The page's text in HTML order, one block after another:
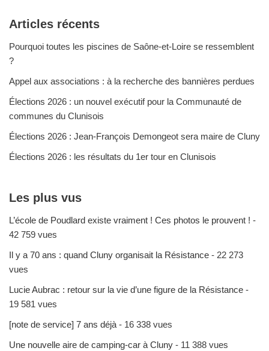
Articles récents
Pourquoi toutes les piscines de Saône-et-Loire se ressemblent
?
Appel aux associations : à la recherche des bannières perdues
Élections 2026 : un nouvel exécutif pour la Communauté de
communes du Clunisois
Élections 2026 : Jean-François Demongeot sera maire de Cluny
Élections 2026 : les résultats du 1er tour en Clunisois
Les plus vus
L’école de Poudlard existe vraiment ! Ces photos le prouvent ! -
42 759 vues
Il y a 70 ans : quand Cluny organisait la Résistance - 22 273
vues
Lucie Aubrac : retour sur la vie d’une figure de la Résistance -
19 581 vues
[note de service] 7 ans déjà - 16 338 vues
Une nouvelle aire de camping-car à Cluny - 11 388 vues